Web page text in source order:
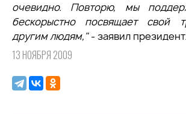
очевидно. Повторю, мы
бескорыстно посвящает свой
другим людям,"- заявил президент.
13 НОЯБРЯ 2009